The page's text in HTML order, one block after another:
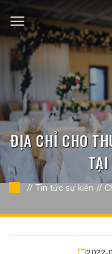
qua
nội
dung
ĐỊA CHỈ CHO
// Tin tức sự kiện //